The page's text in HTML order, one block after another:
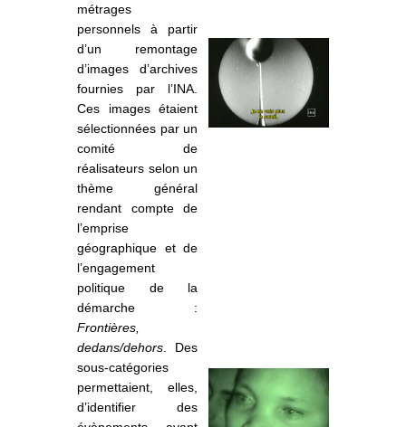
métrages
personnels à partir
d’un remontage
d’images d’archives
fournies par l’INA.
Ces images étaient
sélectionnées par un
comité de
réalisateurs selon un
thème général
rendant compte de
l’emprise
géographique et de
l’engagement
politique de la
démarche :
Frontières,
dedans/dehors . Des
sous-catégories
permettaient, elles,
d’identifier des